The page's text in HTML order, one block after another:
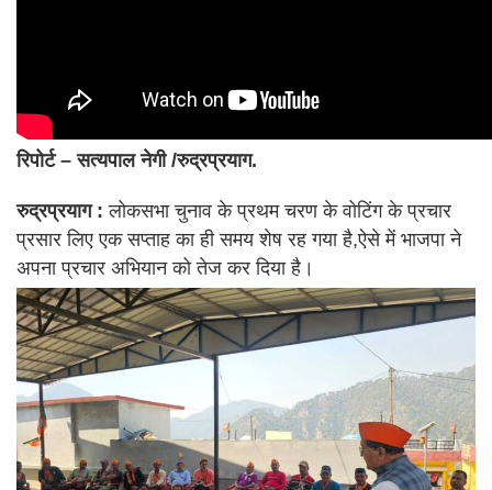
रिपोर्ट – सत्यपाल नेगी /रुद्रप्रयाग.
रुद्रप्रयाग : लोकसभा चुनाव के प्रथम चरण के वोटिंग के प्रचार
प्रसार लिए एक सप्ताह का ही समय शेष रह गया है,ऐसे में भाजपा ने
अपना प्रचार अभियान को तेज कर दिया है।